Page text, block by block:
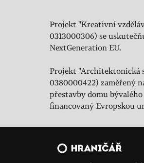
Projekt "Kreativní
0313000306) se
NextGeneration EU.
Projekt "Architektonická
0380000422) zaměřený
přestavby domu
financovaný Evropskou